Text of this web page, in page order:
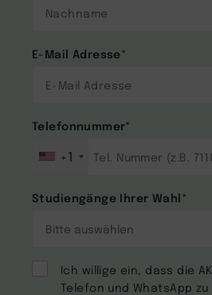
E-Mail Adresse*
Telefonnummer*
+1
Studiengänge Ihrer Wahl*
Ich willige ein, dass die
Telefon und WhatsApp